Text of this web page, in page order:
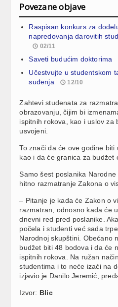
Povezane objave
Raspisan konkurs za
napredovanja darovitih
02/11
Saveti budućim doktorima
Učestvujte u studentskom
suđenja
12/10
Zahtevi studenata za
obrazovanju, čijim bi
ispitnih rokova, kao i uslov za
usvojeni.
To znači da će ove godine biti
kao i da će granica za budžet
Samo šest poslanika
hitno razmatranje Zakona o
– Pitanje je kada će Zakon o
razmatran, odnosno kada će
dnevni red pred poslanike.
počela i studenti već sada
Narodnoj skupštini. Obećano
budžet biti 48 bodova i da će
ispitnih rokova. Na ružan
studentima i to neće izaći na
izjavio je Danilo Jeremić,
Izvor: Blic